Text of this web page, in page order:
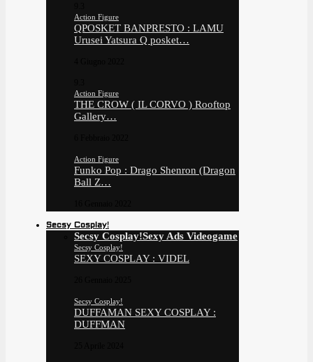
Action Figure
QPOSKET BANPRESTO : LAMU
Urusei Yatsura Q posket…
Action Figure
THE CROW ( IL CORVO ) Rooftop
Gallery…
Action Figure
Funko Pop : Drago Shenron (Dragon
Ball Z…
Secsy Cosplay!
Secsy Cosplay!Sexy Ads Videogame
Secsy Cosplay!
SEXY COSPLAY : VIDEL
Secsy Cosplay!
DUFFAMAN SEXY COSPLAY :
DUFFMAN